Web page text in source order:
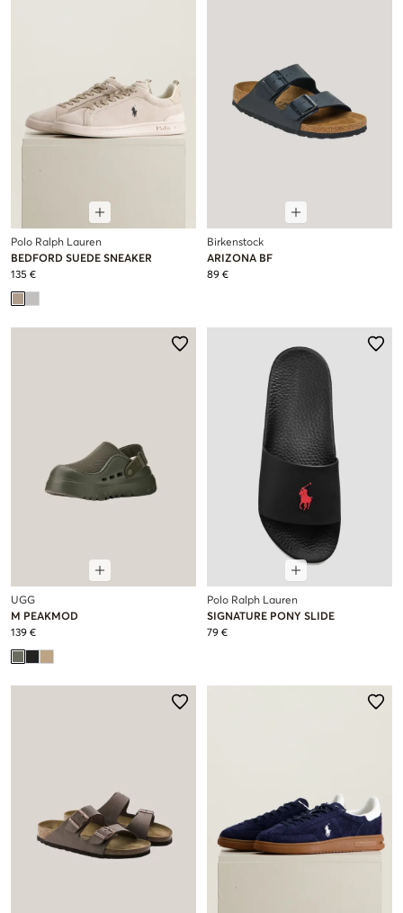
Polo Ralph Lauren
BEDFORD SUEDE SNEAKER
135 €
Birkenstock
ARIZONA BF
89 €
UGG
M PEAKMOD
139 €
Polo Ralph Lauren
SIGNATURE PONY SLIDE
79 €